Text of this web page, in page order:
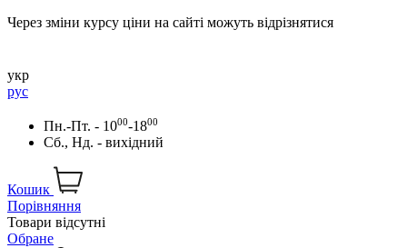
Через зміни курсу ціни на сайті можуть відрізнятися
укр
рус
Пн.-Пт. - 1000-1800
Сб., Нд. - вихідний
Кошик
Порівняння
Товари відсутні
Обране